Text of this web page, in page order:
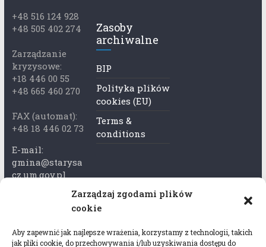
Zarządzaj zgodami plików
cookie
Aby zapewnić jak najlepsze wrażenia, korzystamy z technologii, takich
jak pliki cookie, do przechowywania i/lub uzyskiwania dostępu do
+48 516 124 928
+48 505 402 274
Zarządzanie
kryzysowe:
+18 446 00 55
+48 665 460 270
FAX (automat):
+48 18 446 02 73
E-mail:
gmina@starysa
cz.um.gov.pl
Adres skrzynki
rytka
Zasoby
archiwalne
BIP
Polityka plików
cookies (EU)
Terms &
conditions